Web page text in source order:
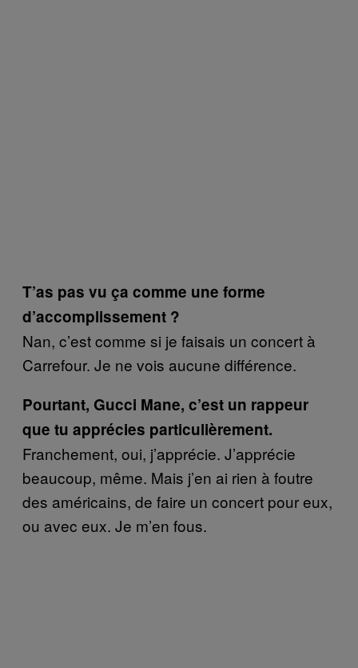
T’as pas vu ça comme une forme
d’accomplissement ?
Nan, c’est comme si je faisais un concert à
Carrefour. Je ne vois aucune différence.
Pourtant, Gucci Mane, c’est un rappeur
que tu apprécies particulièrement.
Franchement, oui, j’apprécie. J’apprécie
beaucoup, même. Mais j’en ai rien à foutre
des américains, de faire un concert pour eux,
ou avec eux. Je m’en fous.